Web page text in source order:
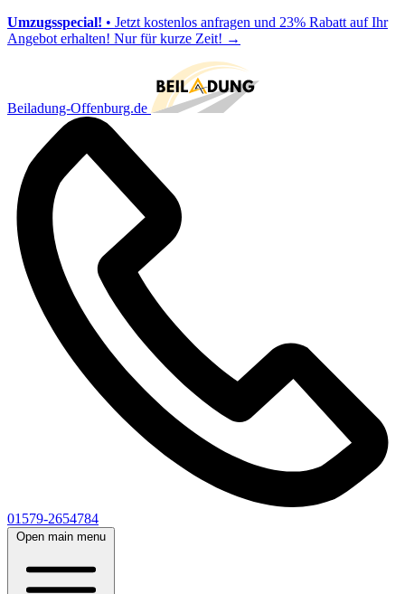
Umzugsspecial! • Jetzt kostenlos anfragen und 23% Rabatt auf Ihr
Angebot erhalten! Nur für kurze Zeit! →
Beiladung-Offenburg.de
01579-2654784
Open main menu